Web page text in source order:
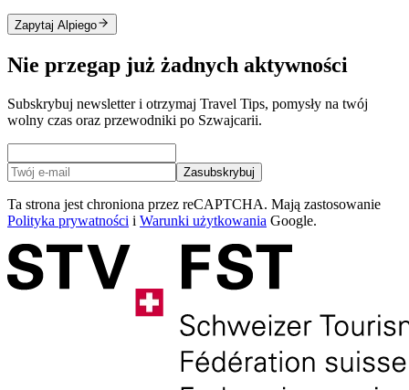
Zapytaj Alpiego
Nie przegap już żadnych aktywności
Subskrybuj newsletter i otrzymaj Travel Tips, pomysły na twój
wolny czas oraz przewodniki po Szwajcarii.
Zasubskrybuj
Ta strona jest chroniona przez reCAPTCHA. Mają zastosowanie
Polityka prywatności i Warunki użytkowania Google.